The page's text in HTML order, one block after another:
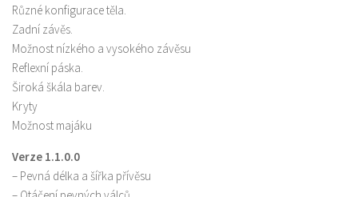
Různé konfigurace těla.
Zadní závěs.
Možnost nízkého a vysokého závěsu
Reflexní páska.
Široká škála barev.
Kryty
Možnost majáku
Verze 1.1.0.0
– Pevná délka a šířka přívěsu